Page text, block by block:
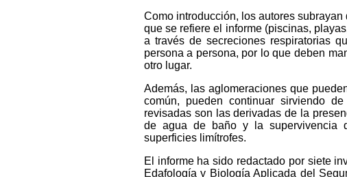
Como introducción, los autores
que se refiere el informe (piscinas,
a través de secreciones respiratorias
persona a persona, por lo que deben
otro lugar.
Además, las aglomeraciones que
común, pueden continuar sirviendo
revisadas son las derivadas de la
de agua de baño y la supervivencia
superficies limítrofes.
El informe ha sido redactado por siete
Edafología y Biología Aplicada del